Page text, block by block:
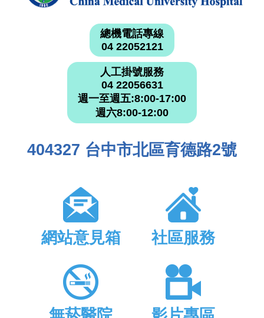
總機電話專線
04 22052121
人工掛號服務
04 22056631
週一至週五:8:00-17:00
週六8:00-12:00
404327 台中市北區育德路2號
網站意見箱 社區服務